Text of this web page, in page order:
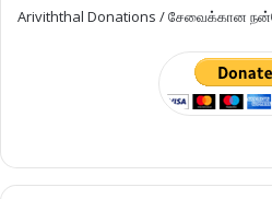
Ariviththal Donations / சேவைக்கான